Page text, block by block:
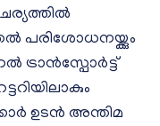
പരിശോധനയ്ക്കും
ട്രാൻസ്പോർട്ട്
ഉടൻ അന്തിമ